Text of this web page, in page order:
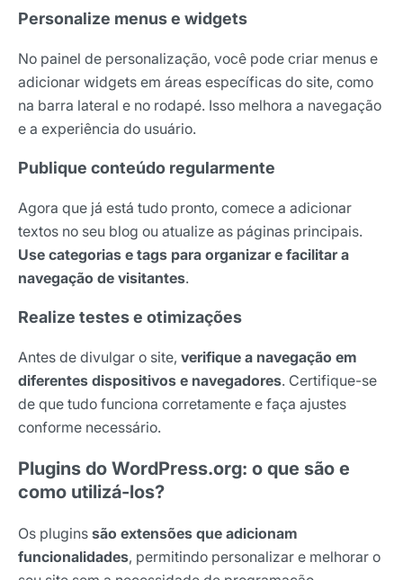
Personalize menus e widgets
No painel de personalização, você pode criar menus e
adicionar widgets em áreas específicas do site, como
na barra lateral e no rodapé. Isso melhora a navegação
e a experiência do usuário.
Publique conteúdo regularmente
Agora que já está tudo pronto, comece a adicionar
textos no seu blog ou atualize as páginas principais.
Use categorias e tags para organizar e facilitar a
navegação de visitantes.
Realize testes e otimizações
Antes de divulgar o site, verifique a navegação em
diferentes dispositivos e navegadores. Certifique-se
de que tudo funciona corretamente e faça ajustes
conforme necessário.
Plugins do WordPress.org: o que são e
como utilizá-los?
Os plugins são extensões que adicionam
funcionalidades, permitindo personalizar e melhorar o